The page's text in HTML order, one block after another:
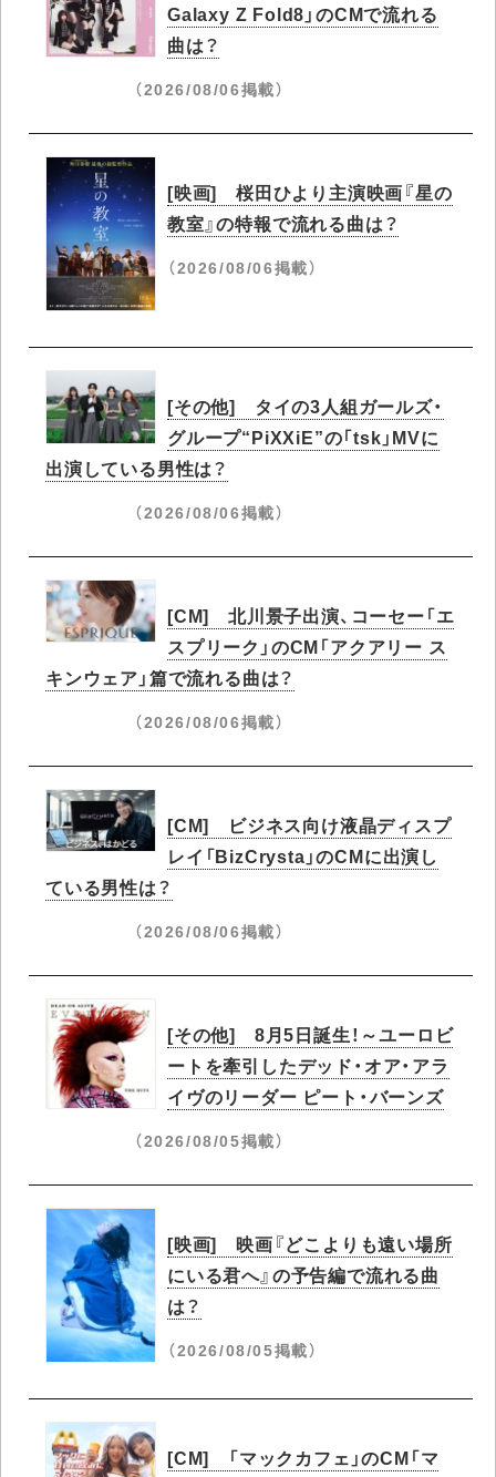
Galaxy Z Fold8」のCMで流れる
曲は？
（2026/08/06掲載）
[映画] 桜田ひより主演映画『星の
教室』の特報で流れる曲は？
（2026/08/06掲載）
[その他] タイの3人組ガールズ・
グループ“PiXXiE”の「tsk」MVに
出演している男性は？
（2026/08/06掲載）
[CM] 北川景子出演、コーセー「エ
スプリーク」のCM「アクアリー ス
キンウェア」篇で流れる曲は？
（2026/08/06掲載）
[CM] ビジネス向け液晶ディスプ
レイ「BizCrysta」のCMに出演し
ている男性は？
（2026/08/06掲載）
[その他] 8月5日誕生！～ユーロビ
ートを牽引したデッド・オア・アラ
イヴのリーダー ピート・バーンズ
（2026/08/05掲載）
[映画] 映画『どこよりも遠い場所
にいる君へ』の予告編で流れる曲
は？
（2026/08/05掲載）
[CM] 「マックカフェ」のCM「マ